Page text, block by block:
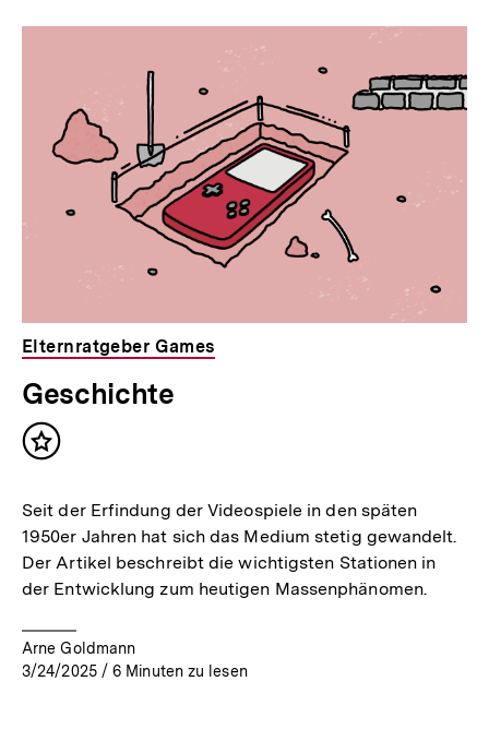
Elternratgeber Games
Geschichte
Inhalt
Seit der Erfindung der Videospiele in den späten
1950er Jahren hat sich das Medium stetig gewandelt.
Der Artikel beschreibt die wichtigsten Stationen in
der Entwicklung zum heutigen Massenphänomen.
Arne Goldmann
3/24/2025 / 6 Minuten zu lesen